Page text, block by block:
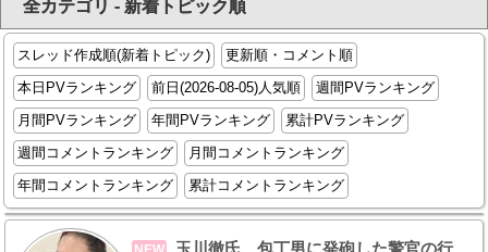
全カテゴリ - 新着トピック順
スレッド作成順(新着トピック)
更新順・コメント順
本日PVランキング
前日(2026-08-05)人気順
週間PVランキング
月間PVランキング
年間PVランキング
累計PVランキング
週間コメントランキング
月間コメントランキング
年間コメントランキング
累計コメントランキング
玉川徹氏、包丁男に発砲した警官の行